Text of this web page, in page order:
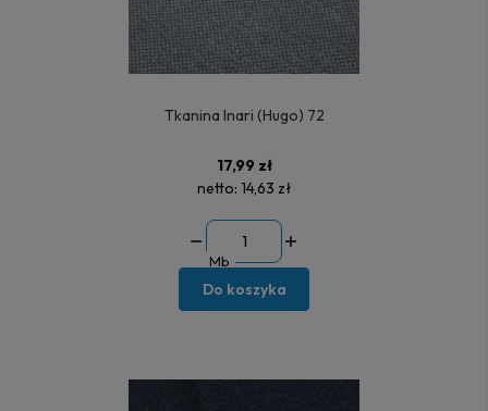
Tkanina Inari (Hugo) 72
17,99 zł
netto: 14,63 zł
Mb
Do koszyka